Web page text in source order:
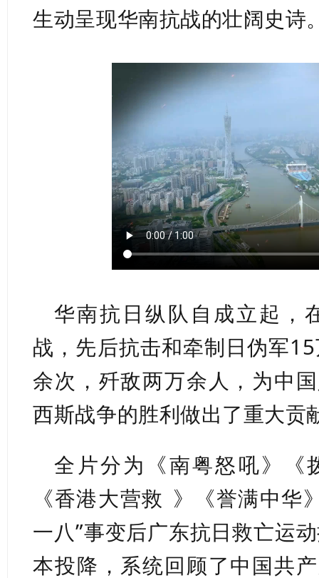
生动呈现华南抗战的壮阔史诗
华南抗日纵队自成立起，
战，先后抗击和牵制日伪军
余次，歼敌两万余人，为中
西斯战争的胜利做出了重大贡
全片分为《南粤怒吼》《
《香港大营救 》《誉满中华
一八”事变后广东抗日救亡运
本投降，系统回顾了中国共